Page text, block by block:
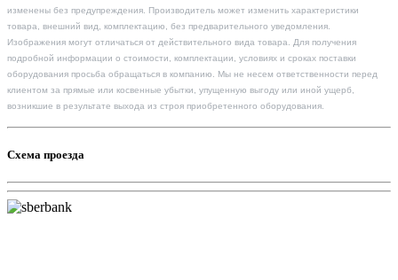
изменены без предупреждения. Производитель может изменить характеристики
товара, внешний вид, комплектацию, без предварительного уведомления.
Изображения могут отличаться от действительного вида товара. Для получения
подробной информации о стоимости, комплектации, условиях и сроках поставки
оборудования просьба обращаться в компанию. Мы не несем ответственности перед
клиентом за прямые или косвенные убытки, упущенную выгоду или иной ущерб,
возникшие в результате выхода из строя приобретенного оборудования.
Схема проезда